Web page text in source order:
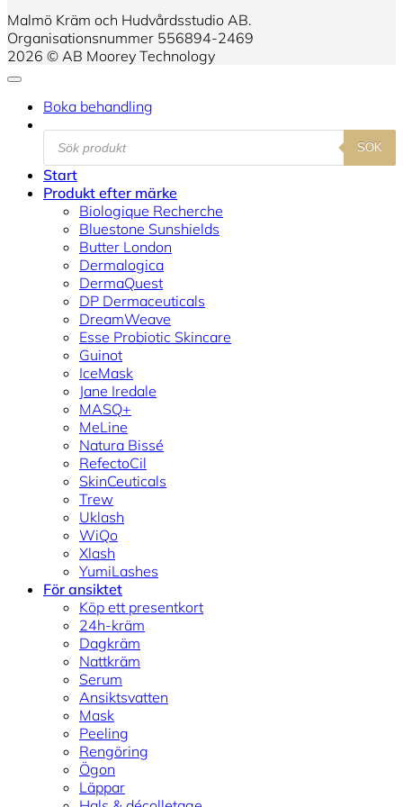
Malmö Kräm och Hudvårdsstudio AB.
Organisationsnummer 556894-2469
2026 © AB Moorey Technology
Boka behandling
Products
search
SÖK
Start
Produkt efter märke
Biologique Recherche
Bluestone Sunshields
Butter London
Dermalogica
DermaQuest
DP Dermaceuticals
DreamWeave
Esse Probiotic Skincare
Guinot
IceMask
Jane Iredale
MASQ+
MeLine
Natura Bissé
RefectoCil
SkinCeuticals
Trew
Uklash
WiQo
Xlash
YumiLashes
För ansiktet
Köp ett presentkort
24h-kräm
Dagkräm
Nattkräm
Serum
Ansiktsvatten
Mask
Peeling
Rengöring
Ögon
Läppar